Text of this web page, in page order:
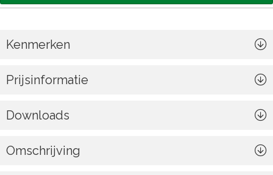
Kenmerken
Prijsinformatie
Downloads
Omschrijving